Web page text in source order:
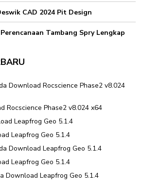
CAD 2024 Pit Design
Tambang Spry Lengkap
Download Rocscience Phase2 v8.024
Rocscience Phase2 v8.024 x64
Leapfrog Geo 5.1.4
Leapfrog Geo 5.1.4
Download Leapfrog Geo 5.1.4
Leapfrog Geo 5.1.4
Download Leapfrog Geo 5.1.4